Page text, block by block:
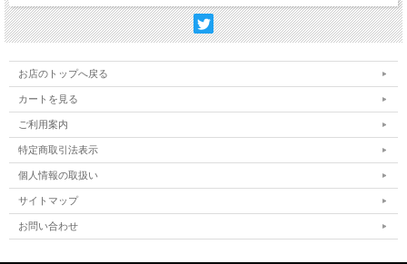
お店のトップへ戻る
カートを見る
ご利用案内
特定商取引法表示
個人情報の取扱い
サイトマップ
お問い合わせ